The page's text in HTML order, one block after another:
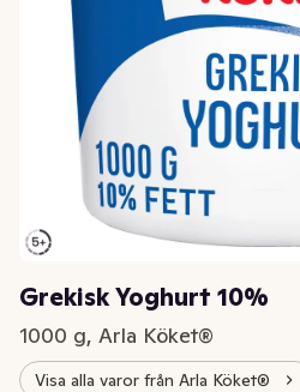
Grekisk Yoghurt 10%
1000 g, Arla Köket®
Visa alla varor från Arla Köket®